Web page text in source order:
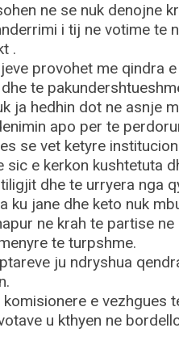
ne se nuk denojne
i tij ne votime te
.
provohet me qindra
te
ja hedhin dot ne asnje
apo per te
se vet ketyre
e kerkon kushtetuta
dhe te urryera nga
ku jane dhe keto nuk
ne krah te partise
te turpshme.
ju ndryshua
komisionere e
u kthyen ne